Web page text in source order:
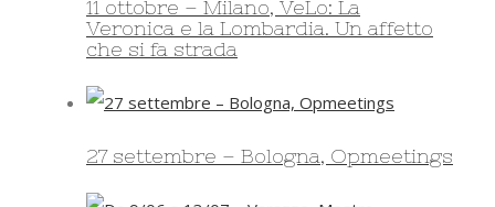
11 ottobre – Milano, VeLo: La
Veronica e la Lombardia. Un affetto
che si fa strada
27 settembre – Bologna, Opmeetings